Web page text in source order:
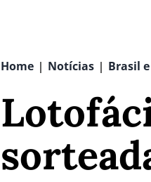
Home | Notícias | Brasil